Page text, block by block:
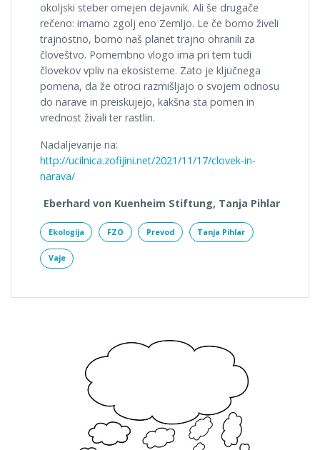
okoljski steber omejen dejavnik. Ali še drugače
rečeno: imamo zgolj eno Zemljo. Le če bomo živeli
trajnostno, bomo naš planet trajno ohranili za
človeštvo. Pomembno vlogo ima pri tem tudi
človekov vpliv na ekosisteme. Zato je ključnega
pomena, da že otroci razmišljajo o svojem odnosu
do narave in preiskujejo, kakšna sta pomen in
vrednost živali ter rastlin.
Nadaljevanje na:
http://ucilnica.zofijini.net/2021/11/17/clovek-in-
narava/
Eberhard von Kuenheim Stiftung, Tanja Pihlar
Ekologija FZO Prevod Tanja Pihlar
Vaje